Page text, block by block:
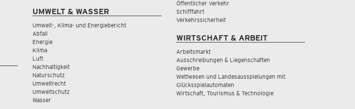
UMWELT & WASSER
Umwelt-, Klima- und Energiebericht
Abfall
Energie
Klima
Luft
Nachhaltigkeit
Naturschutz
Umweltrecht
Umweltschutz
Wasser
Öffentlicher Verkehr
Schifffahrt
Verkehrssicherheit
WIRTSCHAFT & ARBEIT
Arbeitsmarkt
Ausschreibungen & Liegenschaften
Gewerbe
Wettwesen und Landesausspielungen mit
Glücksspielautomaten
Wirtschaft, Tourismus & Technologie